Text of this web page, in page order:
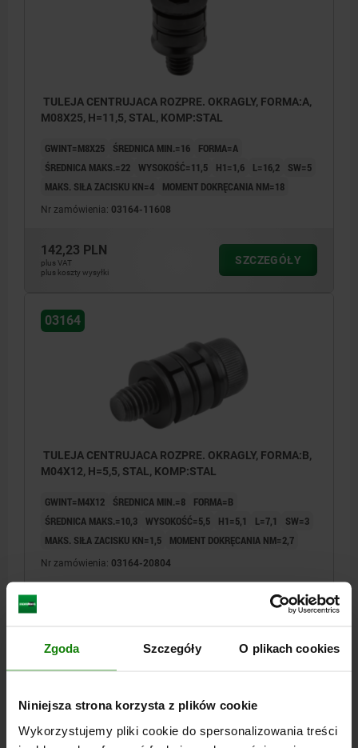
Zgoda Szczegóły O plikach cookies
Niniejsza strona korzysta z plików cookie
Wykorzystujemy pliki cookie do spersonalizowania treści
TULEJA CENTRUJACA ROZPRE. OKRAGLY, FORMA:A,
M08X25, H=11,5, STAL, KOMP:STAL
GWINT=M8X25 ŚREDNICA MIN.=16
FORMA=A
ŚREDNICA MAKS.=22 WYSOKOŚĆ=11,5 H1=1,6 L=16,2
SW=5
MAKS. SIŁA ZACISKU KN=4
MOMENT DOKRĘCANIA NM=18
Nr zamówienia: 03164-11608
142,23 PLN
plus VAT
plus koszty wysyłki
SZCZEGÓŁY
03164
TULEJA CENTRUJACA ROZPRE. OKRAGLY, FORMA:B,
M04X12, H=5,5, STAL, KOMP:STAL
GWINT=M4X12 ŚREDNICA MIN.=8
FORMA=B
ŚREDNICA MAKS.=10,3 WYSOKOŚĆ=5,5 H1=5,1 L=7,1
SW=3
MAKS. SIŁA ZACISKU KN=1,5
MOMENT DOKRĘCANIA NM=2,7
Nr zamówienia: 03164-20804
SZCZEGÓŁY
03164